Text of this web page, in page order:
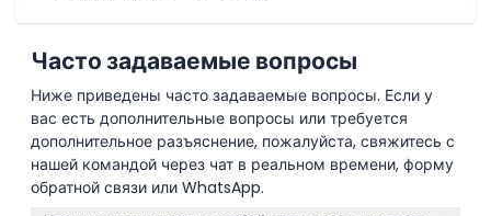
Часто задаваемые вопросы
Ниже приведены часто задаваемые вопросы. Если у
вас есть дополнительные вопросы или требуется
дополнительное разъяснение, пожалуйста, свяжитесь с
нашей командой через чат в реальном времени, форму
обратной связи или WhatsApp.